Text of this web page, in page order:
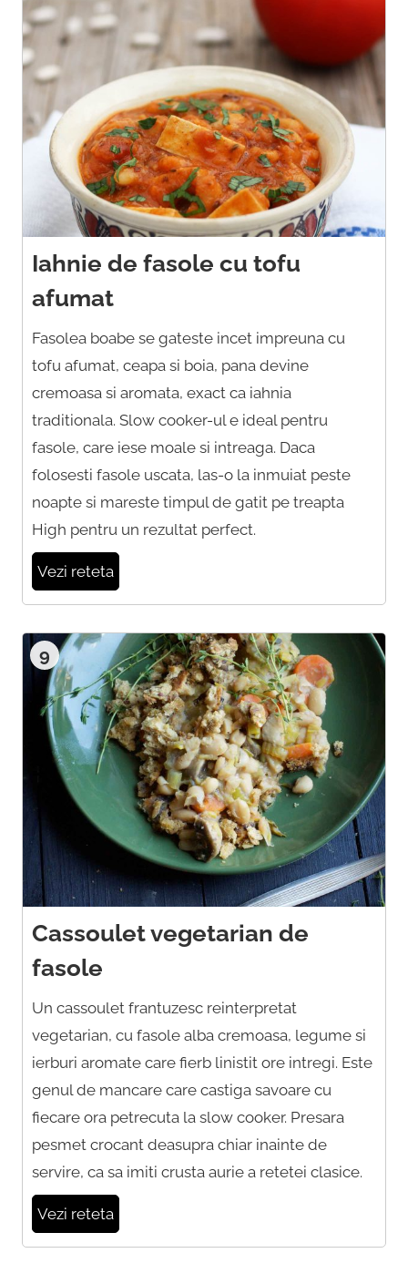
Iahnie de fasole cu tofu
afumat
Fasolea boabe se gateste incet impreuna cu
tofu afumat, ceapa si boia, pana devine
cremoasa si aromata, exact ca iahnia
traditionala. Slow cooker-ul e ideal pentru
fasole, care iese moale si intreaga. Daca
folosesti fasole uscata, las-o la inmuiat peste
noapte si mareste timpul de gatit pe treapta
High pentru un rezultat perfect.
Vezi reteta
9
Cassoulet vegetarian de
fasole
Un cassoulet frantuzesc reinterpretat
vegetarian, cu fasole alba cremoasa, legume si
ierburi aromate care fierb linistit ore intregi. Este
genul de mancare care castiga savoare cu
fiecare ora petrecuta la slow cooker. Presara
pesmet crocant deasupra chiar inainte de
servire, ca sa imiti crusta aurie a retetei clasice.
Vezi reteta